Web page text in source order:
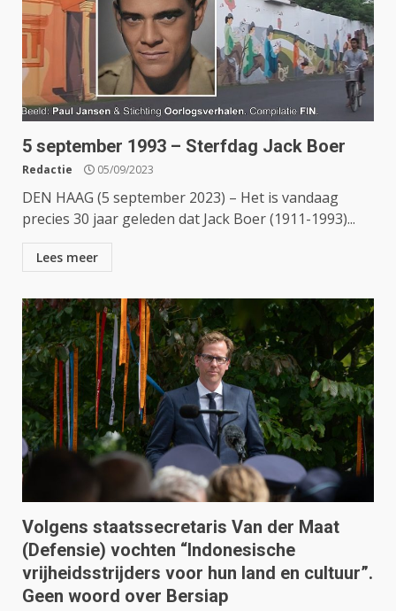
5 september 1993 – Sterfdag Jack Boer
Redactie 05/09/2023
DEN HAAG (5 september 2023) – Het is vandaag
precies 30 jaar geleden dat Jack Boer (1911-1993)...
Lees meer
Volgens staatssecretaris Van der Maat
(Defensie) vochten “Indonesische
vrijheidsstrijders voor hun land en cultuur”.
Geen woord over Bersiap